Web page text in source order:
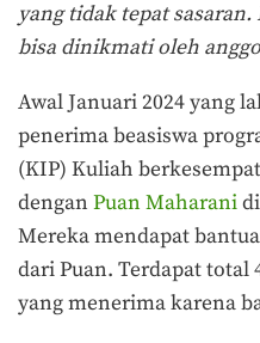
yang tidak tepat
bisa dinikmati oleh
Awal Januari 2024 yang
penerima beasiswa
(KIP) Kuliah
dengan Puan Maharani
Mereka mendapat
dari Puan. Terdapat total
yang menerima karena